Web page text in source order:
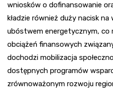
wniosków o dofinansowanie
kładzie również duży nacisk
ubóstwem energetycznym, co
obciążeń finansowych
dochodzi mobilizacja
dostępnych programów
zrównoważonym rozwoju